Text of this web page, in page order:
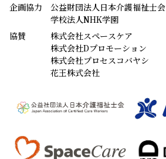
企画協力
公益財団法人日本介護福祉士会
学校法人NHK学園
協賛
株式会社スペースケア
株式会社Dプロモーション
株式会社プロセスコバヤシ
花王株式会社